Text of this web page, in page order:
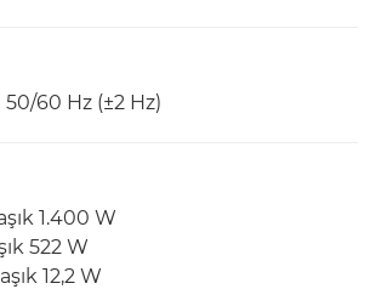
50/60 Hz (±2 Hz)
1.400 W
522 W
12,2 W